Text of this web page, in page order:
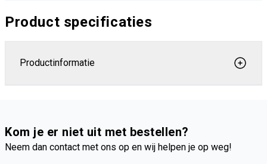
Product specificaties
Productinformatie
Kom je er niet uit met bestellen?
Neem dan contact met ons op en wij helpen je op weg!